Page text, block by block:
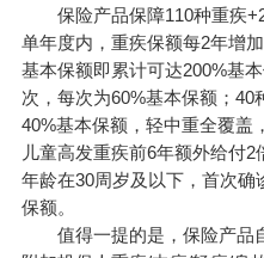
保险产品保障110种重疾
单年度内，重疾保额每2年增
基本保额即累计可达200%基
次，每次为60%基本保额；40
40%基本保额，轻中重全覆盖
儿童高发重疾前6年额外给付
年龄在30周岁及以下，首次确
保额。
值得一提的是，保险产品